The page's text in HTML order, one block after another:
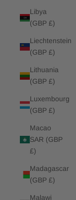
Libya
(GBP £)
Liechtenstein
(GBP £)
Lithuania
(GBP £)
Luxembourg
(GBP £)
Macao
SAR (GBP
£)
Madagascar
(GBP £)
Malawi